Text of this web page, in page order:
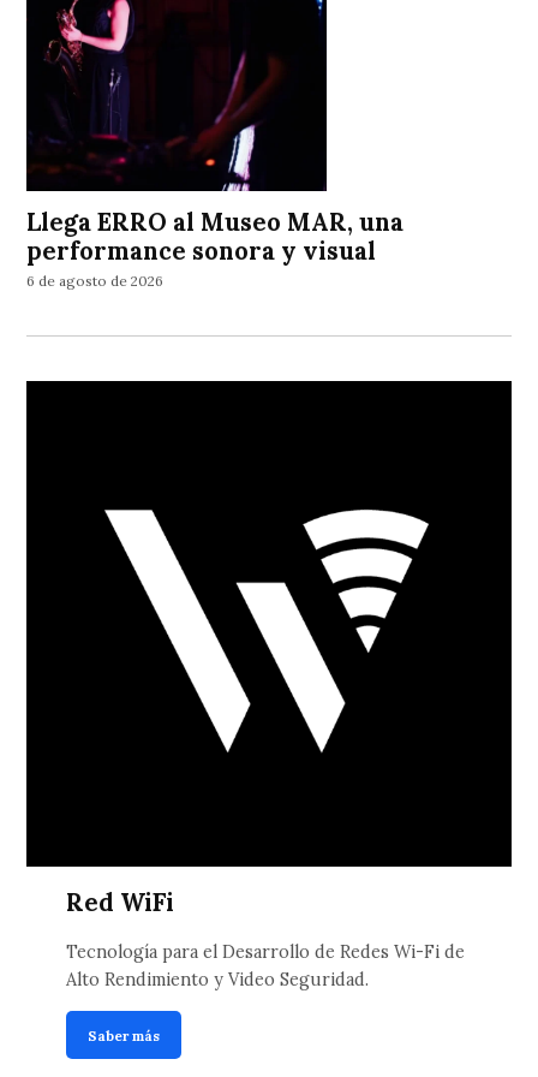
Llega ERRO al Museo MAR, una
performance sonora y visual
6 de agosto de 2026
Red WiFi
Tecnología para el Desarrollo de Redes Wi-Fi de
Alto Rendimiento y Video Seguridad.
Saber más